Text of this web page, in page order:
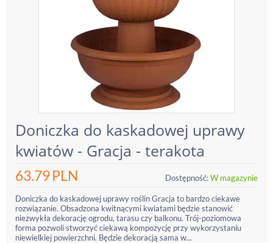
Doniczka do kaskadowej uprawy
kwiatów - Gracja - terakota
63.79PLN Dostępność:W magazynie
Doniczka do kaskadowej uprawy roślin Gracja to bardzo ciekawe
rozwiązanie. Obsadzona kwitnącymi kwiatami będzie stanowić
niezwykła dekorację ogrodu, tarasu czy balkonu. Trój-poziomowa
forma pozwoli stworzyć ciekawą kompozycję przy wykorzystaniu
niewielkiej powierzchni. Będzie dekoracją sama w...